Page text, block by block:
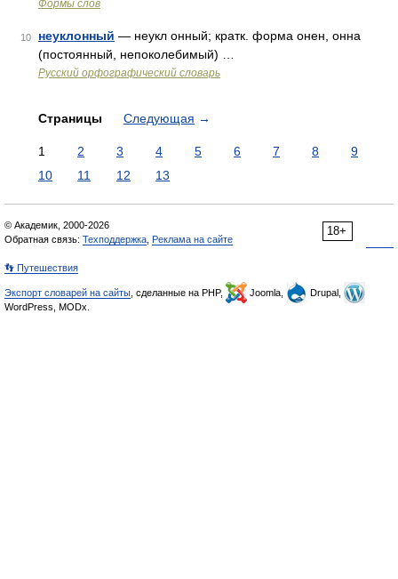
Формы слов
10 неуклонный — неукл онный; кратк. форма онен, онна
(постоянный, непоколебимый) …
Русский орфографический словарь
Страницы Следующая →
1 2 3 4 5 6 7 8
9
10
11 12 13
18+
© Академик, 2000-2026
Обратная связь: Техподдержка Реклама на сайте
👣 Путешествия
Экспорт словарей на сайты , сделанные на PHP, Joomla,
Drupal,
WordPress, MODx.